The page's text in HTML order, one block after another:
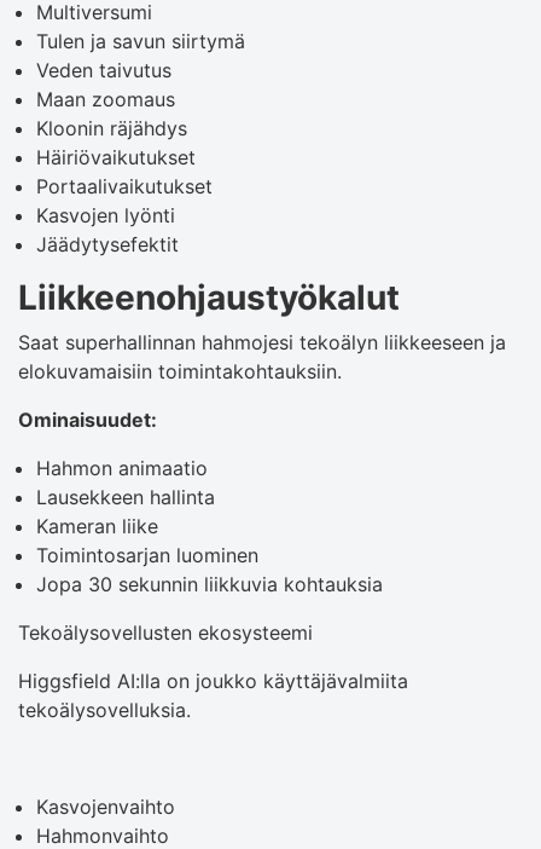
Multiversumi
Tulen ja savun siirtymä
Veden taivutus
Maan zoomaus
Kloonin räjähdys
Häiriövaikutukset
Portaalivaikutukset
Kasvojen lyönti
Jäädytysefektit
Liikkeenohjaustyökalut
Saat superhallinnan hahmojesi tekoälyn liikkeeseen ja
elokuvamaisiin toimintakohtauksiin.
Ominaisuudet:
Hahmon animaatio
Lausekkeen hallinta
Kameran liike
Toimintosarjan luominen
Jopa 30 sekunnin liikkuvia kohtauksia
Tekoälysovellusten ekosysteemi
Higgsfield AI:lla on joukko käyttäjävalmiita
tekoälysovelluksia.
Kasvojenvaihto
Hahmonvaihto